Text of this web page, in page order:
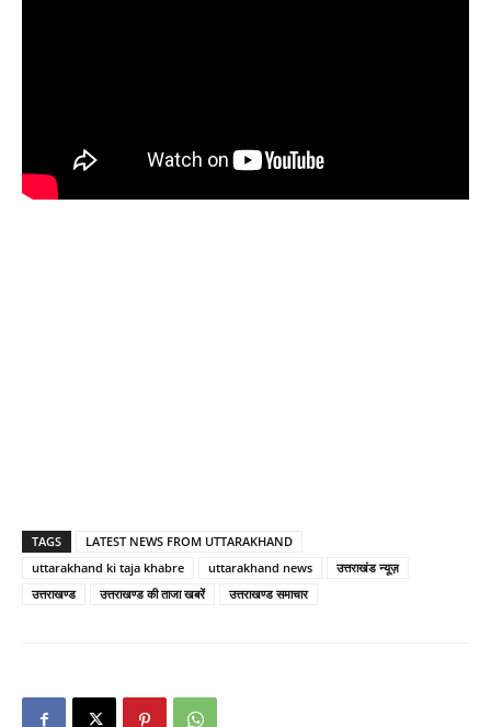
TAGS
LATEST NEWS FROM UTTARAKHAND
uttarakhand ki taja khabre
uttarakhand news
उत्तराखंड न्यूज़
उत्तराखण्ड
उत्तराखण्ड की ताजा खबरें उत्तराखण्ड समाचार